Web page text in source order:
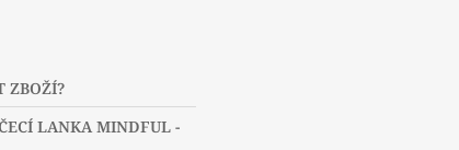
ZBOŽÍ?
LANKA MINDFUL -